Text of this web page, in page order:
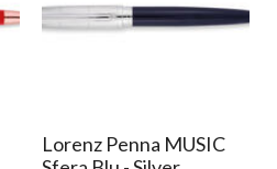
Lorenz Penna MUSIC